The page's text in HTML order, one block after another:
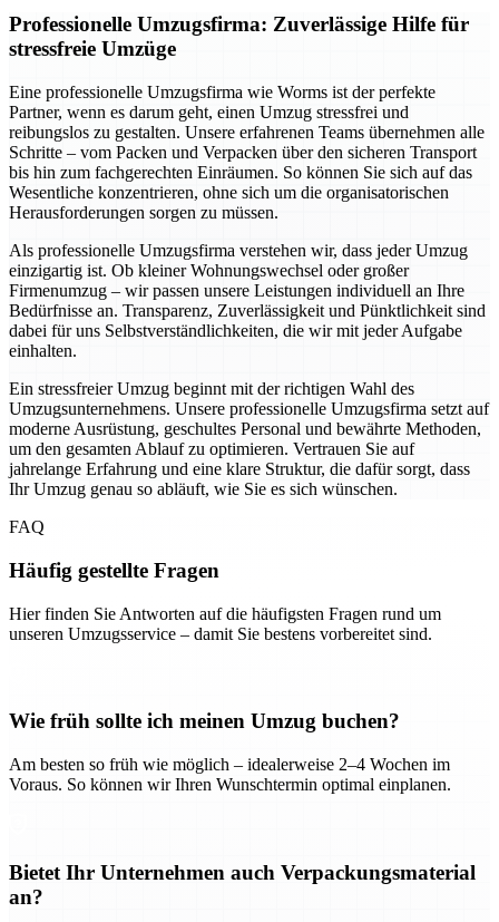
Professionelle Umzugsfirma: Zuverlässige Hilfe für
stressfreie Umzüge
Eine professionelle Umzugsfirma wie Worms ist der perfekte
Partner, wenn es darum geht, einen Umzug stressfrei und
reibungslos zu gestalten. Unsere erfahrenen Teams übernehmen alle
Schritte – vom Packen und Verpacken über den sicheren Transport
bis hin zum fachgerechten Einräumen. So können Sie sich auf das
Wesentliche konzentrieren, ohne sich um die organisatorischen
Herausforderungen sorgen zu müssen.
Als professionelle Umzugsfirma verstehen wir, dass jeder Umzug
einzigartig ist. Ob kleiner Wohnungswechsel oder großer
Firmenumzug – wir passen unsere Leistungen individuell an Ihre
Bedürfnisse an. Transparenz, Zuverlässigkeit und Pünktlichkeit sind
dabei für uns Selbstverständlichkeiten, die wir mit jeder Aufgabe
einhalten.
Ein stressfreier Umzug beginnt mit der richtigen Wahl des
Umzugsunternehmens. Unsere professionelle Umzugsfirma setzt auf
moderne Ausrüstung, geschultes Personal und bewährte Methoden,
um den gesamten Ablauf zu optimieren. Vertrauen Sie auf
jahrelange Erfahrung und eine klare Struktur, die dafür sorgt, dass
Ihr Umzug genau so abläuft, wie Sie es sich wünschen.
FAQ
Häufig gestellte Fragen
Hier finden Sie Antworten auf die häufigsten Fragen rund um
unseren Umzugsservice – damit Sie bestens vorbereitet sind.
Wie früh sollte ich meinen Umzug buchen?
Am besten so früh wie möglich – idealerweise 2–4 Wochen im
Voraus. So können wir Ihren Wunschtermin optimal einplanen.
Bietet Ihr Unternehmen auch Verpackungsmaterial
an?